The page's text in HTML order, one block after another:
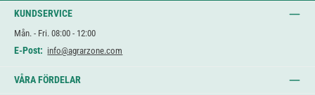
KUNDSERVICE
Mån. - Fri. 08:00 - 12:00
E-Post: info@agrarzone.com
VÅRA FÖRDELAR